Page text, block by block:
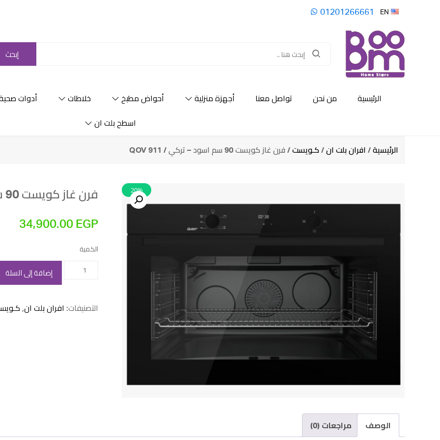
EN
01201266661
إبحث
الرئيسية من نحن تواصل معنا أجهزة منزلية أحواض مطبخ خلاطات أدوات
اسطح بلت ان
الرئيسية / افران بلت ان / كـويست / فرن غاز كويست 90 سم اسود – تركي / QOV 911
20% فرن غاز كويست 90 سم اسود – تركي / QOV 911
34,900.00 EGP
الكمية
كمية
كويست
إضافة إلى السلة
التصنيفات: افران بلت ان,
الوصف مراجعات (0)